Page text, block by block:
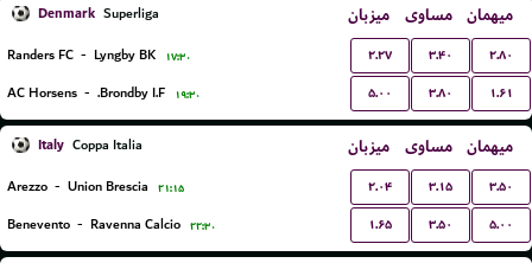
Denmark Superliga میزبان مساوی میهمان
Randers FC - Lyngby BK ۱۷:۳۰ ۲.۲۷ ۳.۴۰ ۲.۸۰
AC Horsens - Brondby I.F. ۱۹:۳۰ ۵.۰۰ ۳.۸۰ ۱.۶۱
Italy Coppa Italia میزبان مساوی میهمان
Arezzo - Union Brescia ۲۱:۱۵ ۲.۰۴ ۳.۱۵ ۳.۵۰
Benevento - Ravenna Calcio ۲۲:۳۰ ۱.۶۵ ۳.۵۰ ۵.۰۰